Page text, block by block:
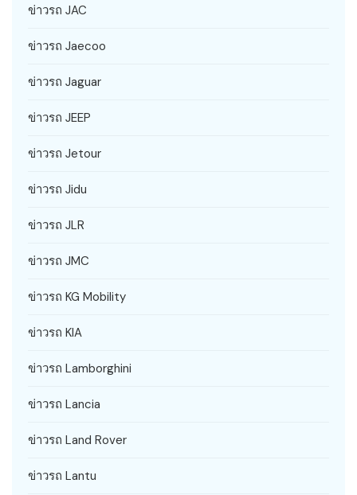
ข่าวรถ JAC
ข่าวรถ Jaecoo
ข่าวรถ Jaguar
ข่าวรถ JEEP
ข่าวรถ Jetour
ข่าวรถ Jidu
ข่าวรถ JLR
ข่าวรถ JMC
ข่าวรถ KG Mobility
ข่าวรถ KIA
ข่าวรถ Lamborghini
ข่าวรถ Lancia
ข่าวรถ Land Rover
ข่าวรถ Lantu